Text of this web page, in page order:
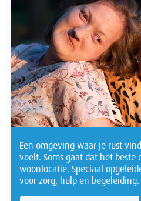
Een omgeving waar je rust
voelt. Soms gaat dat het beste
woonlocatie. Speciaal
voor zorg, hulp en begeleiding.